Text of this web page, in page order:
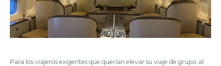
Para los viajeros exigentes que querían elevar su viaje de grupo al